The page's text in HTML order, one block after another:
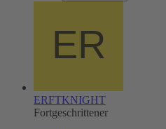
ERFTKNIGHT
Fortgeschrittener